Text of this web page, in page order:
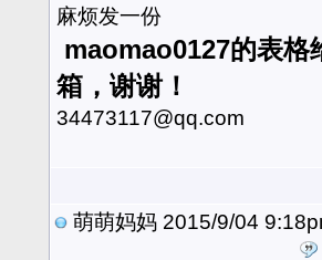
麻烦发一份
maomao0127的表格
箱，谢谢！
34473117@qq.com
萌萌妈妈 2015/9/04